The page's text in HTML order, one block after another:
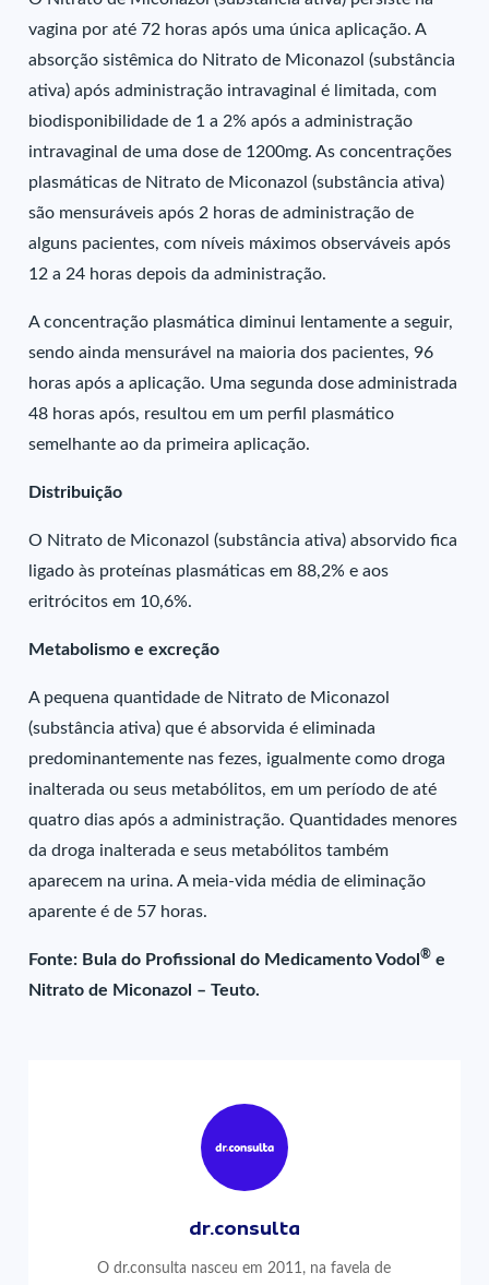
vagina por até 72 horas após uma única aplicação. A
absorção sistêmica do Nitrato de Miconazol (substância
ativa) após administração intravaginal é limitada, com
biodisponibilidade de 1 a 2% após a administração
intravaginal de uma dose de 1200mg. As concentrações
plasmáticas de Nitrato de Miconazol (substância ativa)
são mensuráveis após 2 horas de administração de
alguns pacientes, com níveis máximos observáveis após
12 a 24 horas depois da administração.
A concentração plasmática diminui lentamente a seguir,
sendo ainda mensurável na maioria dos pacientes, 96
horas após a aplicação. Uma segunda dose administrada
48 horas após, resultou em um perfil plasmático
semelhante ao da primeira aplicação.
Distribuição
O Nitrato de Miconazol (substância ativa) absorvido fica
ligado às proteínas plasmáticas em 88,2% e aos
eritrócitos em 10,6%.
Metabolismo e excreção
A pequena quantidade de Nitrato de Miconazol
(substância ativa) que é absorvida é eliminada
predominantemente nas fezes, igualmente como droga
inalterada ou seus metabólitos, em um período de até
quatro dias após a administração. Quantidades menores
da droga inalterada e seus metabólitos também
aparecem na urina. A meia-vida média de eliminação
aparente é de 57 horas.
Fonte: Bula do Profissional do Medicamento Vodol® e
Nitrato de Miconazol – Teuto.
dr.consulta
O dr.consulta nasceu em 2011, na favela de